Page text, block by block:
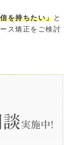
を持ちたい」と
ス矯正をご検討